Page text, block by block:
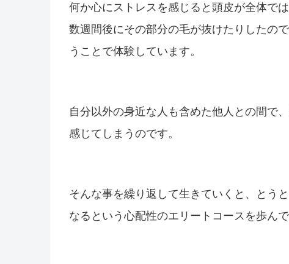
何か心にストレスを感じると頭皮が全体で
数週間後にその部分の毛が抜けたりしたの
うことで体験しています。
自分以外の身近な人も含めた他人との間で
感じてしまうのです。
そんな事を繰り返して生きていくと、とう
なるという心配性のエリートコースを歩んで